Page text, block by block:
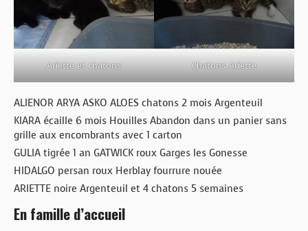
Ariette et chatons Chatons Ariette
ALIENOR ARYA ASKO ALOES chatons 2 mois Argenteuil
KIARA écaille 6 mois Houilles Abandon dans un panier sans
grille aux encombrants avec 1 carton
GULIA tigrée 1 an GATWICK roux Garges les Gonesse
HIDALGO persan roux Herblay fourrure nouée
ARIETTE noire Argenteuil et 4 chatons 5 semaines
En famille d’accueil